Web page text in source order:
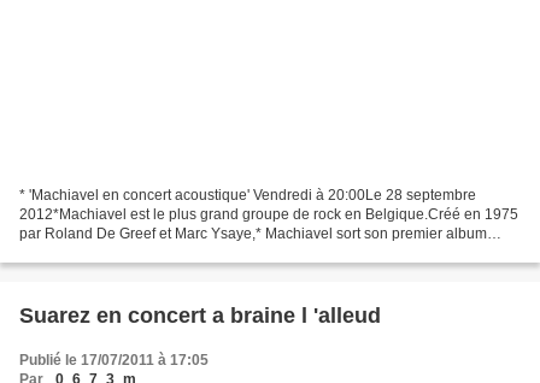
* 'Machiavel en concert acoustique' Vendredi à 20:00Le 28 septembre
2012*Machiavel est le plus grand groupe de rock en Belgique.Créé en 1975
par Roland De Greef et Marc Ysaye,* Machiavel sort son premier album
Suarez en concert a braine l 'alleud
Publié le 17/07/2011 à 17:05
Par
_0_6_7_3_m